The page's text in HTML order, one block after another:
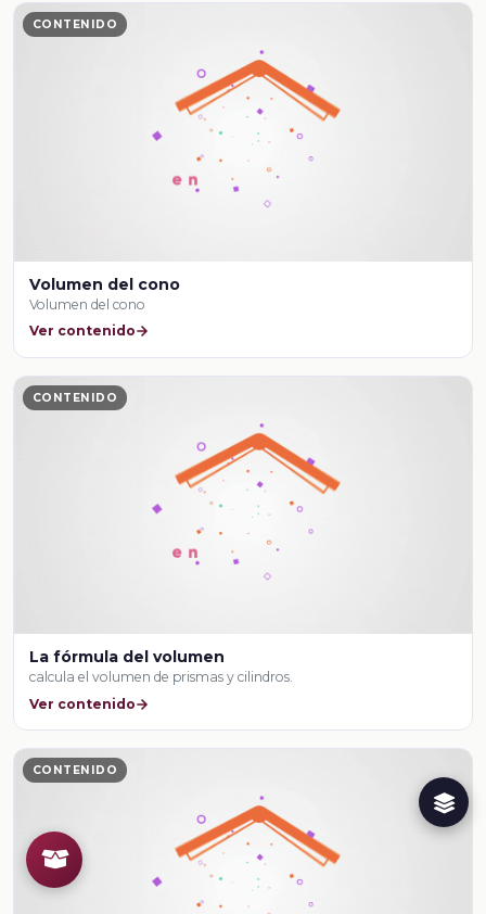
CONTENIDO
Volumen del cono
Volumen del cono
Ver contenido
CONTENIDO
La fórmula del volumen
calcula el volumen de prismas y cilindros.
Ver contenido
CONTENIDO